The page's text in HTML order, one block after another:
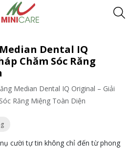
Dental IQ
Chăm Sóc Răng
Median Dental IQ Original – Giải
Răng Miệng Toàn Diện
cười tự tin không chỉ đến từ phong